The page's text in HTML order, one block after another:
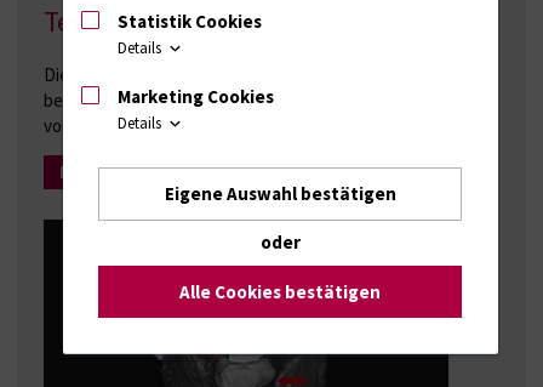
Technische Orthopädie
Die technische Orthopädie ist ein wesentlicher Bestandteil
bei konservativen und operativen Behandlungskonzepten
von orthopädischen Krankheitsbildern.
Mehr Infos
Statistik Cookies
Details
Marketing Cookies
Details
Eigene Auswahl bestätigen
oder
Alle Cookies bestätigen